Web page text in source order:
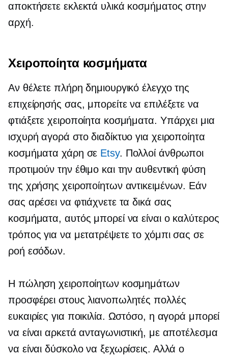
αποκτήσετε εκλεκτά υλικά κοσμήματος στην
αρχή.
Χειροποίητα κοσμήματα
Αν θέλετε πλήρη δημιουργικό έλεγχο της
επιχείρησής σας, μπορείτε να επιλέξετε να
φτιάξετε χειροποίητα κοσμήματα. Υπάρχει μια
ισχυρή αγορά στο διαδίκτυο για χειροποίητα
κοσμήματα χάρη σε Etsy. Πολλοί άνθρωποι
προτιμούν την έθιμο και την αυθεντική φύση
της χρήσης χειροποίητων αντικειμένων. Εάν
σας αρέσει να φτιάχνετε τα δικά σας
κοσμήματα, αυτός μπορεί να είναι ο καλύτερος
τρόπος για να μετατρέψετε το χόμπι σας σε
ροή εσόδων.
Η πώληση χειροποίητων κοσμημάτων
προσφέρει στους λιανοπωλητές πολλές
ευκαιρίες για ποικιλία. Ωστόσο, η αγορά μπορεί
να είναι αρκετά ανταγωνιστική, με αποτέλεσμα
να είναι δύσκολο να ξεχωρίσεις. Αλλά ο